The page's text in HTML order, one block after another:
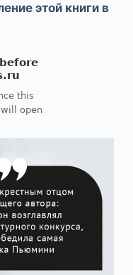
этой книги в